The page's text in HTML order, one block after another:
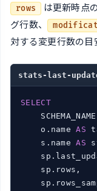
rows は更新時点
グ行数、
対する変更行数の目
stats-last-
SELECT
    o.name
AS
    s.name
AS
    sp.rows,